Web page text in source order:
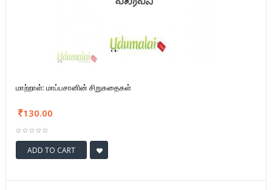
மாற்றாள்: மாப்பசானின் சிறுகதைகள்
130.00
ADD TO CART